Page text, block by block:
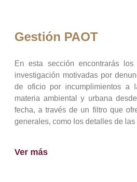
Gestión PAOT
En esta sección encontrarás
investigación motivadas por
de oficio por incumplimientos a
materia ambiental y urbana
fecha, a través de un filtro que
generales, como los detalles de
Ver más